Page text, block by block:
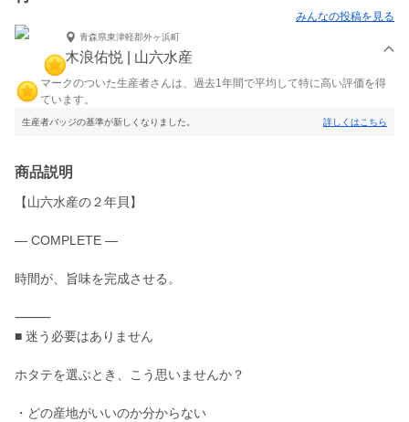
みんなの投稿を見る
青森県東津軽郡外ヶ浜町
木浪佑悦 | 山六水産
マークのついた生産者さんは、過去1年間で平均して特に高い評価を得
ています。
生産者バッジの基準が新しくなりました。 詳しくはこちら
商品説明
【山六水産の２年貝】
― COMPLETE ―
時間が、旨味を完成させる。
⸻
■ 迷う必要はありません
ホタテを選ぶとき、こう思いませんか？
・どの産地がいいのか分からない